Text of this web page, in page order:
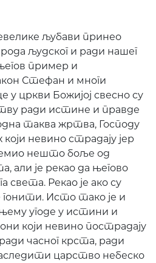
љубави принео
људског и ради нашег
пример и
Стефан и многи
у цркви Божијој свесно су
ради истине и правде
таква жртва, Господу
невино страдају јер
нешто боље од
али је рекао да његово
света. Рекао је ако су
гонити. Исто тако је и
угоде у истини и
који невино пострадају
часног крста, ради
царство небеско